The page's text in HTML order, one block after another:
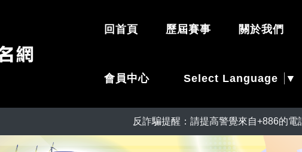
回首頁 歷屆賽事 關於我們
會員中心 Select Language ▼
反詐騙提醒：請提高警覺來自+886的電話，全